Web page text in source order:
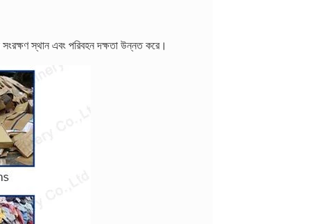
স্থান এবং পরিবহন দক্ষতা উন্নত করে।